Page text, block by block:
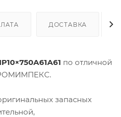
ДОСТАВКА
по отличной
запасных